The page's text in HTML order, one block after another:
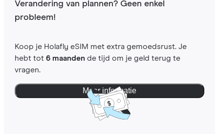
Verandering van plannen? Geen enkel
probleem!
Koop je Holafly eSIM met extra gemoedsrust. Je
hebt tot 6 maandende tijd om je geld terug te
vragen.
Meer informatie